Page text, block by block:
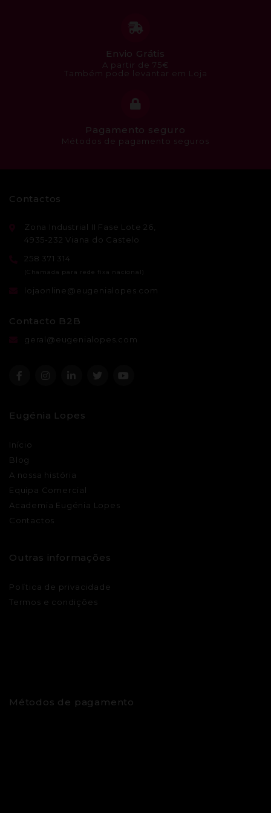
Envio Grátis
A partir de 75€
Também pode levantar em Loja
Pagamento seguro
Métodos de pagamento seguros
Contactos
Zona Industrial II Fase Lote 26,
4935-232 Viana do Castelo
258 371 314
lojaonline@eugenialopes.com
Contacto B2B
geral@eugenialopes.com
Eugénia Lopes
Início
Blog
A nossa história
Equipa Comercial
Academia Eugénia Lopes
Contactos
Outras informações
Política de privacidade
Termos e condições
Métodos de pagamento